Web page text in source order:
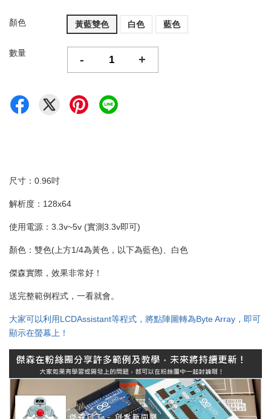
顏色 黃藍雙色 白色 藍色
數量 - +
尺寸：0.96吋
解析度：128x64
使用電源：3.3v~5v (實測3.3v即可)
顏色：雙色(上方1/4為黃色，以下為藍色)、白色
傑森實際，效果非常好！
送完整範例程式，一看就會。
大家可以利用LCDAssistant等程式，將點陣圖轉為Byte Array，即可
顯示在螢幕上！